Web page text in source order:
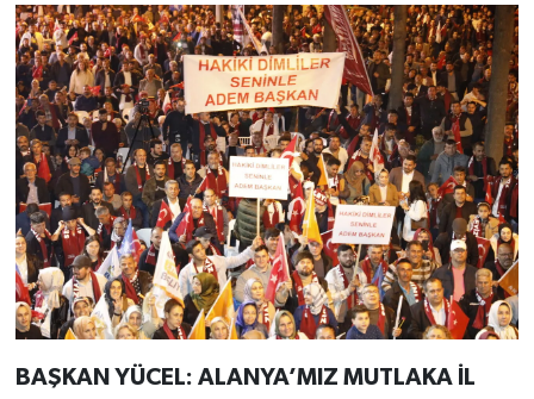
BAŞKAN YÜCEL: ALANYA’MIZ MUTLAKA İL